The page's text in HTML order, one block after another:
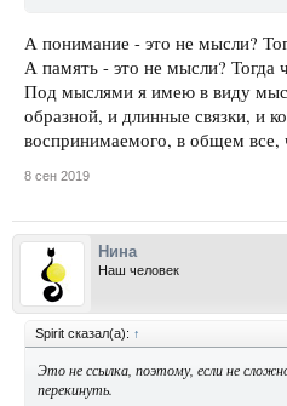
А понимание - это не мысли?
А память - это не мысли? Тогда
Под мыслями я имею в виду
образной, и длинные связки, и
воспринимаемого, в общем все,
8 сен 2019
Нина
Наш человек
Spirit сказал(а): ↑
Это не ссылка, поэтому, если не
перекинуть.